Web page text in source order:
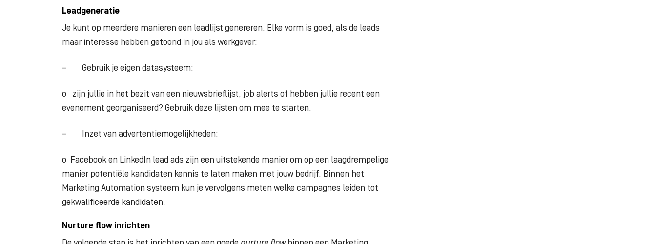
Leadgeneratie
Je kunt op meerdere manieren een leadlijst genereren. Elke vorm is goed, als de leads
maar interesse hebben getoond in jou als werkgever:
– Gebruik je eigen datasysteem:
o
zijn jullie in het bezit van een nieuwsbrieflijst, job alerts of hebben jullie recent een
evenement georganiseerd? Gebruik deze lijsten om mee te starten.
– Inzet van advertentiemogelijkheden:
o Facebook en LinkedIn lead ads zijn een uitstekende manier om op een laagdrempelige
manier potentiële kandidaten kennis te laten maken met jouw bedrijf. Binnen het
Marketing Automation systeem kun je vervolgens meten welke campagnes leiden tot
gekwalificeerde kandidaten.
Nurture flow inrichten